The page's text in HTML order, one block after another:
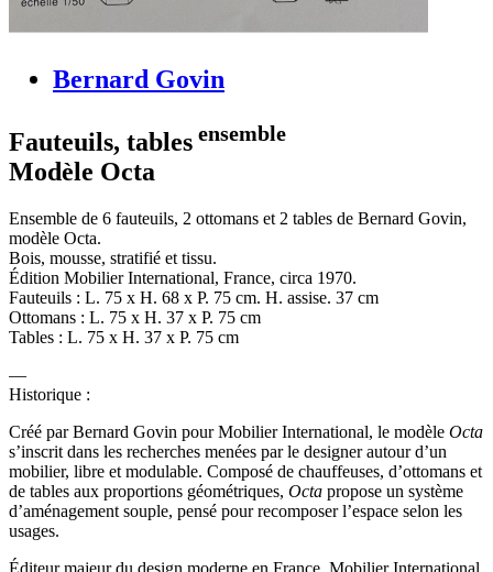
Bernard Govin
Fauteuils, tables ensemble
Modèle Octa
Ensemble de 6 fauteuils, 2 ottomans et 2 tables de Bernard Govin,
modèle Octa.
Bois, mousse, stratifié et tissu.
Édition Mobilier International, France, circa 1970.
Fauteuils : L. 75 x H. 68 x P. 75 cm. H. assise. 37 cm
Ottomans : L. 75 x H. 37 x P. 75 cm
Tables : L. 75 x H. 37 x P. 75 cm
Historique :
Créé par Bernard Govin pour Mobilier International, le modèle Octa
s’inscrit dans les recherches menées par le designer autour d’un
mobilier, libre et modulable. Composé de chauffeuses, d’ottomans et
de tables aux proportions géométriques, Octa propose un système
d’aménagement souple, pensé pour recomposer l’espace selon les
usages.
Éditeur majeur du design moderne en France, Mobilier International